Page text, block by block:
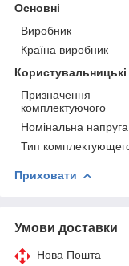
Основні
Виробник
Країна виробник
Призначення
комплектуючого
Номінальна напруга
Тип
Приховати
Умови доставки
Нова Пошта